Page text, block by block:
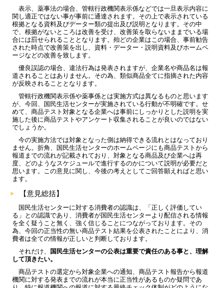
表示、薬事法の場合、管轄行政機関表示係などでは一旦表示内容に
関し適正ではない事が事前に通達されます。その上で表示されている
根拠となる資料及びデーター類の提出及び説明となります。その中
で、根拠がないところは改善を受け、改善策を取らないままでいる場
合には罰せられることとなります。殆どの企業はこの場合、事前勧告
された時点で改善策を出し、資料・データー・説明資料及びホームペ
ージなどの改善を致します。
優良誤認の場合、違法行為は発表されますが、企業名や商品名は報
道されることはありません。その為、類似商品全てに指摘された内容
が反映されることとなります。
管轄行政機関表示係や薬事係とは実施方式は異なるものと思います
が、今回、国民生活センターが実施されている行動が不明確です。せ
めて、商品テスト対象となる企業へは事前にしっかりとした説明を実
施した後に商品テストやアンケート収集されることが良いのではない
でしょうか。
今の実施方法では対象となった側は納得できる流れとはなっており
ません。折角、国民生活センターのホームページにも商品テストから
報道までの流れが記載されており、対象となる商品及び企業へは再
度、どのようなスケジュールで進行するのかについて説明が必要だと
思います。この意見に関し、今後の考えとしてご回答願えればと思い
ます。
【意見総括】
国民生活センターに対する消費者の認識は、「正しく評価してい
る」との認識であり、消費者が国民生活センターより配信される情報
を全く疑うこと無く、強く信じることにつながっております。その
為、今回の正当性の無い商品テスト結果を公表されたことにより、消
費者は全ての情報が正しいと判断しております。
それだけ、 国民生活センターの公表は重要で責任のある事と、理解
して頂きたい。
商品テストの選定から対象企業への通知、商品テスト報告から報道
機関に対する発表までの流れが本当に正当性があるものか疑問であ